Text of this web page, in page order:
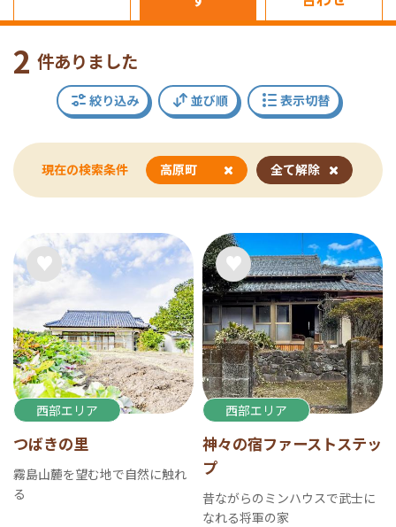
2 件ありました
絞り込み 並び順 表示切替
現在の検索条件 高原町 全て解除
西部エリア
つばきの里
霧島山麓を望む地で自然に触れ
る
西部エリア
神々の宿ファーストステッ
プ
昔ながらのミンハウスで武士に
なれる将軍の家